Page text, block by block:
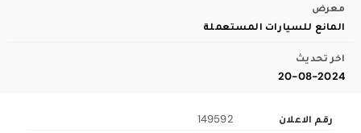
معرض
المانع للسيارات المستعملة
اخر تحديث
20-08-2024
رقم الاعلان
149592